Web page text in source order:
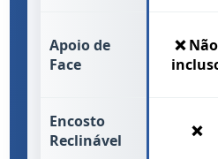
Apoio de
Face
❌ Não
Encosto
Reclinável
❌